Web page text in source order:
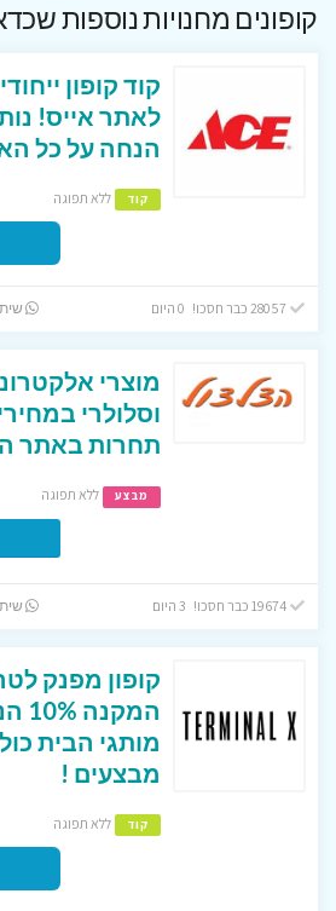
קופונים מחנויות נוספות
קוד קופון
הנחה על כל
קוד ללא תפוגה
מוצרי
וסלולרי
תחרות באתר
מבצע ללא תפוגה
19674 כבר חסכו! 3 היום
מותגי הבית
מבצעים !
קוד ללא תפוגה